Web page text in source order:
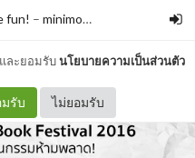
ละยอมรับนโยบายความเป็นส่วนตัว
มรับ ไม่ยอมรับ
fun! – minimore